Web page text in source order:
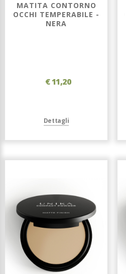
MATITA CONTORNO
OCCHI TEMPERABILE -
NERA
€ 11,20
Dettagli